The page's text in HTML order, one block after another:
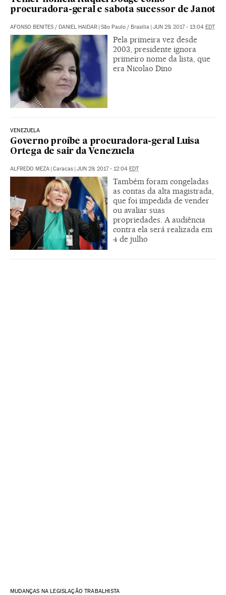
procuradora-geral e sabota sucessor de Janot
AFONSO BENITES / DANIEL HAIDAR | São Paulo / Brasilia | JUN 29, 2017 - 13:04 EDT
Pela primeira vez desde
2003, presidente ignora
primeiro nome da lista, que
era Nicolao Dino
VENEZUELA
Governo proíbe a procuradora-geral Luisa
Ortega de sair da Venezuela
ALFREDO MEZA | Caracas | JUN 29, 2017 - 12:04 EDT
Também foram congeladas
as contas da alta magistrada,
que foi impedida de vender
ou avaliar suas
propriedades. A audiência
contra ela será realizada em
4 de julho
MUDANÇAS NA LEGISLAÇÃO TRABALHISTA